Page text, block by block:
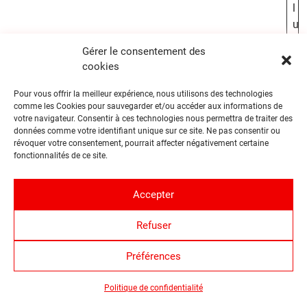
Gérer le consentement des
cookies
Pour vous offrir la meilleur expérience, nous utilisons des technologies
comme les Cookies pour sauvegarder et/ou accéder aux informations de
votre navigateur. Consentir à ces technologies nous permettra de traiter des
données comme votre identifiant unique sur ce site. Ne pas consentir ou
révoquer votre consentement, pourrait affecter négativement certaine
fonctionnalités de ce site.
Accepter
Refuser
Préférences
Politique de confidentialité
u
u